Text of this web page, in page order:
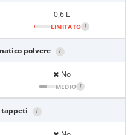
0,6 L
LIMITATO i
polvere i
No
MEDIO i
tappeti i